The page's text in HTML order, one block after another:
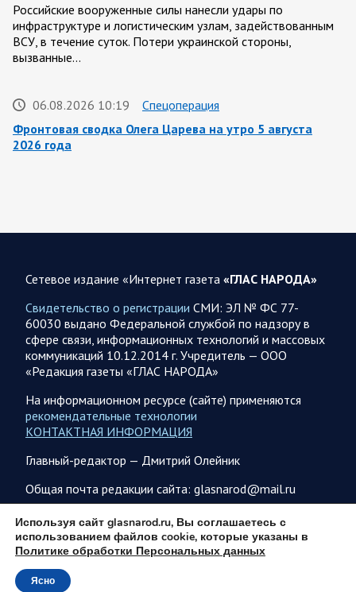
Российские вооруженные силы нанесли удары по
инфраструктуре и логистическим узлам, задействованным
ВСУ, в течение суток. Потери украинской стороны,
вызванные…
06.08.2026 10:19
Спецоперация
Фронтовая сводка Олега Царева на утро 5 августа
2026 года
Украинские террористы продолжают убивать мирное
население приграничных районов. Данные на 6 августа
За прошедшие сутки армия трусов и убийц, будучи не в
силах ничего противопоставить на поле боя, атаковала
гражданское население Белгородской…
06.08.2026 07:49
Спецоперация
Сводка на утро 6 августа 2026 года от Двух майоров
В Ярославле после налета перекрыто движение по
Московскому проспекту, изменена работы общественного
транспорта. Судя по записям с кналов противника, его…
06.08.2026 07:46
Курская область
Обстановка в Курском приграничье на утро 6 августа
2026 года
Сетевое издание «Интернет газета «ГЛАС НАРОДА»
Свидетельство о регистрации СМИ: ЭЛ № ФС 77-
60030 выдано Федеральной службой по надзору в
сфере связи, информационных технологий и массовых
коммуникаций 10.12.2014 г. Учредитель — ООО
«Редакция газеты «ГЛАС НАРОДА»
На информационном ресурсе (сайте) применяются
рекомендательные технологии
КОНТАКТНАЯ ИНФОРМАЦИЯ
Главный-редактор — Дмитрий Олейник
Общая почта редакции сайта: glasnarod@mail.ru
ПОДПИСКА
Используя сайт glasnarod.ru, Вы соглашаетесь с
использованием файлов cookie, которые указаны в
Политике обработки Персональных данных
Ясно